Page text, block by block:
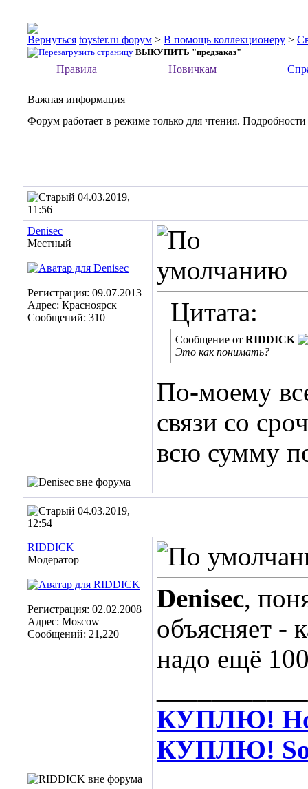
toyster.ru форум > В помощь коллекционеру >
ВЫКУПИТЬ "предзаказ"
Правила Новичкам
Важная информация
Форум работает в режиме только для чтения.
04.03.2019,
11:56
Denisec
Местный
Регистрация: 09.07.2013
Адрес: Красноярск
Сообщений: 310
Цитата:
Сообщение от RIDDICK
Это как понимать?
По-моему
связи со
всю сумму
04.03.2019,
12:54
RIDDICK
Модератор
Регистрация: 02.02.2008
Адрес: Moscow
Сообщений: 21,220
Denisec,
объясняет -
надо ещё
КУПЛЮ!
КУПЛЮ!